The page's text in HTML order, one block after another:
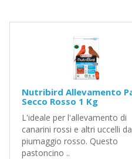
Nutribird Allevamento
Secco Rosso 1 Kg
L'ideale per l'allevamento di
canarini rossi e altri uccelli
piumaggio rosso. Questo
pastoncino ..